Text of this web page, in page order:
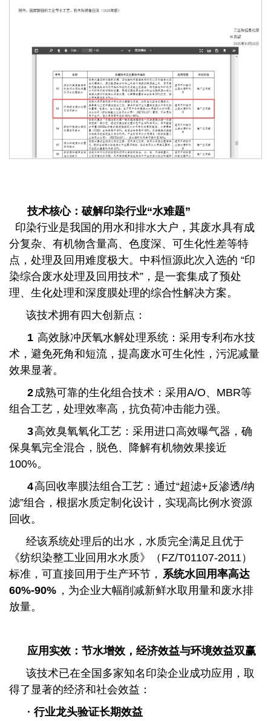
技术核心：破解印染行业“水难题”
印染行业是我国的用水和排水大户，其废水具有成
分复杂、有机物含量高、色度深、可生化性差等特
点，处理及回用难度极大。中科恒源此次入选的 “印
染综合废水处理及回用技术”，是一套集成了预处
理、生化处理和深度膜处理的综合性解决方案。
该技术拥有四大创新点：
1 高效脉冲厌氧水解处理系统：采用专利布水技
术，避免死角和短流，提高废水可生化性，污泥减量
效果显著。
2 成熟可靠的生化组合技术：采用A/O、MBR等
组合工艺，处理效率高，抗负荷冲击能力强。
3高效臭氧氧化工艺：采用进口高效曝气器，确
保臭氧完全混合，脱色、降解有机物效果接近
100%。
4高回收率膜法组合工艺：通过“超滤+反渗透/纳
滤”组合，根据水质定制化设计，实现高比例水资源
回收。
经该系统处理后的出水，水质完全满足且优于
《纺织染整工业回用水水质》（FZ/T01107-2011）
标准，可直接回用于生产环节， 系统水回用率高达
60%-90% ，为企业大幅削减新鲜水取用量和废水排
放量。
应用实效：节水增效，经济效益与环境效益双赢
该技术已在全国多家知名印染企业成功应用，取
得了显著的经济和社会效益：
· 行业龙头验证长期效益